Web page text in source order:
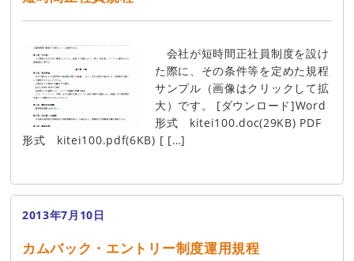
会社が短時間正社員制度を設け
た際に、その条件等を定めた規程
サンプル（画像はクリックして拡
大）です。 [ダウンロード]Word
形式 kitei100.doc(29KB) PDF
形式 kitei100.pdf(6KB) [ […]
2013年7月10日
カムバック・エントリー制度運用規程